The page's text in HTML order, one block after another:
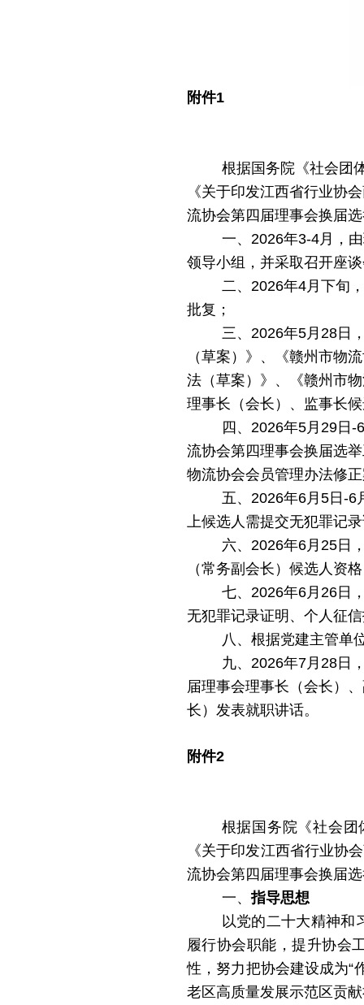
附件1
根据国务院《社会团
《关于印发江西省行业协
流协会第四届理事会换届
一、 2026年3-4月，
领导小组，并采取召开座
二、2026年4月下旬
批复；
三、2026年5月 28日
（草案）》、《赣州市物
法（草案）》、《赣州市
理事长（会长）、监事长
四 、 2026年5月29日 -
流协会第四理事会换届选
物流协会会员管理办法修
五、 2026年6月 5日 -6
上候选人 需提交无犯罪记
六、 2026年6月25日
（常务副会长）候选人资
七、2026年6月26日
无犯罪记录证明、个人征
八、根据党建主管单
九、2026年7月 28日
届理事会理事长（会长）
长）发表就职讲话。
附件2
根据国务院《社会
《关于印发江西省行业协
流协会第四届理事会换届
一、指导思想
以党的二十大精神和
履行协会职能，提升协会
性，努力把协会建设成为“
老区高质量发展示范区贡